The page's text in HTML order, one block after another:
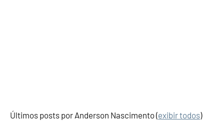
Últimos posts por Anderson Nascimento(exibir todos)